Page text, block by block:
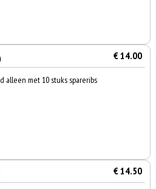
€ 14.00
alleen met 10 stuks spareribs
€ 14.50